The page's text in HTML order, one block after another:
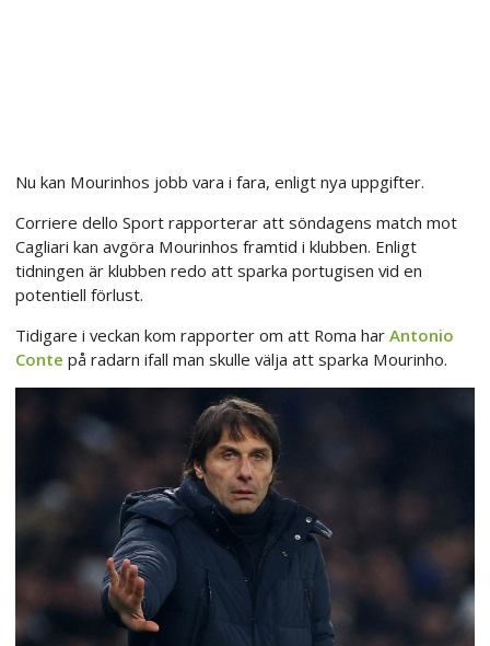
Nu kan Mourinhos jobb vara i fara, enligt nya uppgifter.
Corriere dello Sport rapporterar att söndagens match mot
Cagliari kan avgöra Mourinhos framtid i klubben. Enligt
tidningen är klubben redo att sparka portugisen vid en
potentiell förlust.
Tidigare i veckan kom rapporter om att Roma har Antonio
Conte på radarn ifall man skulle välja att sparka Mourinho.